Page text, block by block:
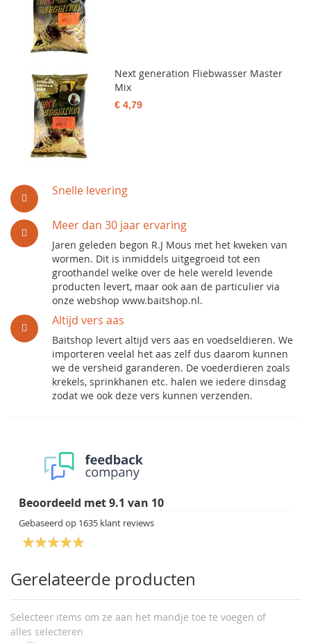
Snelle levering
Meer dan 30 jaar ervaring
Jaren geleden begon R.J Mous met het kweken van
wormen. Dit is inmiddels uitgegroeid tot een
groothandel welke over de hele wereld levende
producten levert, maar ook aan de particulier via
onze webshop www.baitshop.nl.
Altijd vers aas
Baitshop levert altijd vers aas en voedseldieren. We
importeren veelal het aas zelf dus daarom kunnen
we de versheid garanderen. De voederdieren zoals
krekels, sprinkhanen etc. halen we iedere dinsdag
zodat we ook deze vers kunnen verzenden.
Beoordeeld met9.1 van 10
Gebaseerd op 1635 klant reviews
Gerelateerde producten
Selecteer items om ze aan het mandje toe te voegen of
alles selecteren
Next generation Fliebwasser Master
Mix
€ 4,79